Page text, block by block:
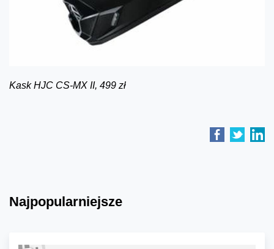
Kask HJC CS-MX II, 499 zł
Najpopularniejsze